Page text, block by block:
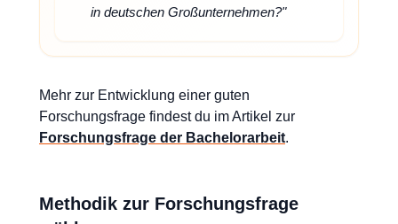
in deutschen Großunternehmen?"
Mehr zur Entwicklung einer guten
Forschungsfrage findest du im Artikel zur
Forschungsfrage der Bachelorarbeit.
Methodik zur Forschungsfrage